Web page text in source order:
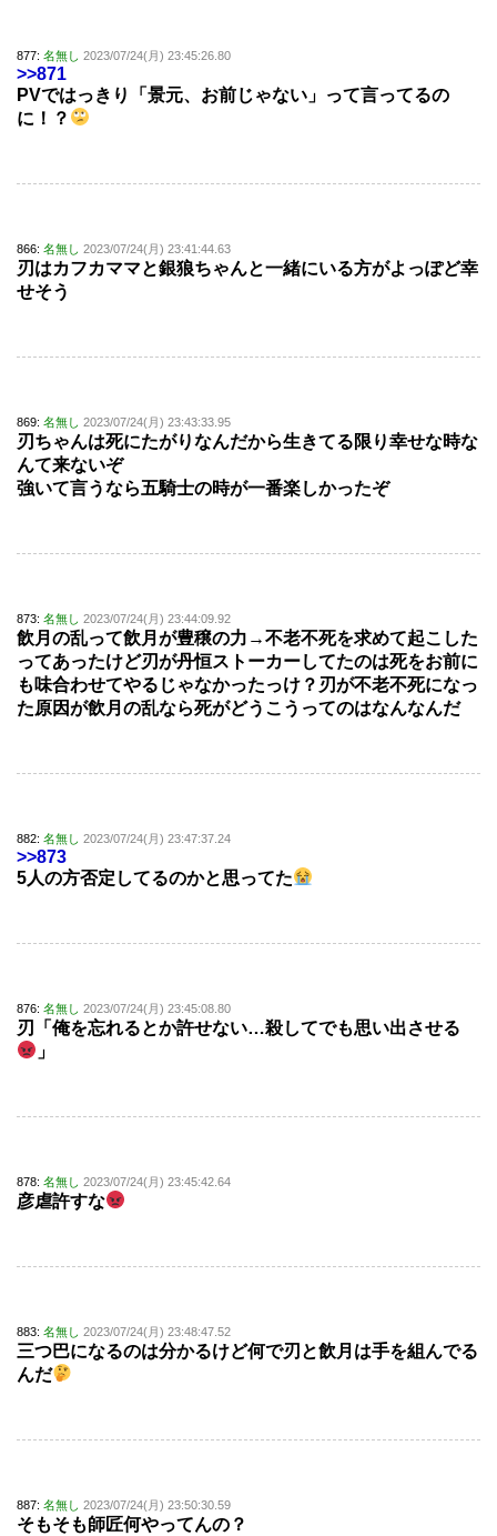
877: 名無し 2023/07/24(月) 23:45:26.80
>>871
PVではっきり「景元、お前じゃない」って言ってるの
に！？
866: 名無し 2023/07/24(月) 23:41:44.63
刃はカフカママと銀狼ちゃんと一緒にいる方がよっぽど幸
せそう
869: 名無し 2023/07/24(月) 23:43:33.95
刃ちゃんは死にたがりなんだから生きてる限り幸せな時な
んて来ないぞ
強いて言うなら五騎士の時が一番楽しかったぞ
873: 名無し 2023/07/24(月) 23:44:09.92
飲月の乱って飲月が豊穣の力→不老不死を求めて起こした
ってあったけど刃が丹恒ストーカーしてたのは死をお前に
も味合わせてやるじゃなかったっけ？刃が不老不死になっ
た原因が飲月の乱なら死がどうこうってのはなんなんだ
882: 名無し 2023/07/24(月) 23:47:37.24
>>873
5人の方否定してるのかと思ってた
876: 名無し 2023/07/24(月) 23:45:08.80
刃「俺を忘れるとか許せない…殺してでも思い出させる
」
878: 名無し 2023/07/24(月) 23:45:42.64
彦虐許すな
883: 名無し 2023/07/24(月) 23:48:47.52
三つ巴になるのは分かるけど何で刃と飲月は手を組んでる
んだ
887: 名無し 2023/07/24(月) 23:50:30.59
そもそも師匠何やってんの？